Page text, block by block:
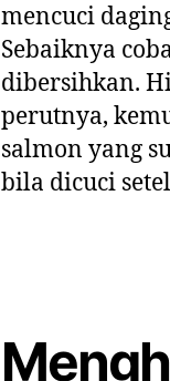
mencuci
Sebaiknya
dibersihkan.
perutnya,
salmon yang
bila dicuci